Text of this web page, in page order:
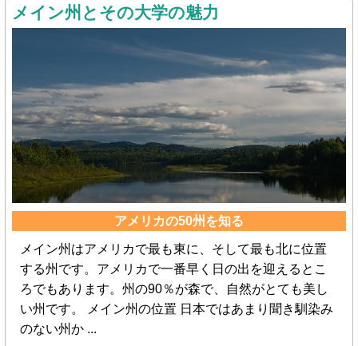
メイン州とその大学の魅力
アメリカの50州を知る
メイン州はアメリカで最も東に、そして最も北に位置
する州です。アメリカで一番早く日の出を迎えるとこ
ろでもあります。州の90％が森で、自然がとても美し
い州です。 メイン州の位置 日本ではあまり聞き馴染み
のない州か ...